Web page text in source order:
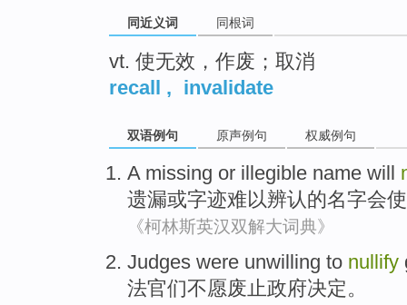
同近义词 同根词
vt. 使无效，作废；取消
recall , invalidate
双语例句 原声例句 权威例句
A missing or illegible name will
遗漏或字迹难以辨认的名字会使
《柯林斯英汉双解大词典》
Judges were unwilling to nullify
法官们不愿废止政府决定。